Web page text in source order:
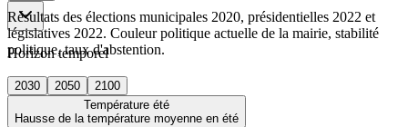
Horizon temporel
2030 2050
2100
Température été
Hausse de la température moyenne en été
Résultats des élections municipales 2020, présidentielles 2022 et
législatives 2022. Couleur politique actuelle de la mairie, stabilité
politique, taux d'abstention.